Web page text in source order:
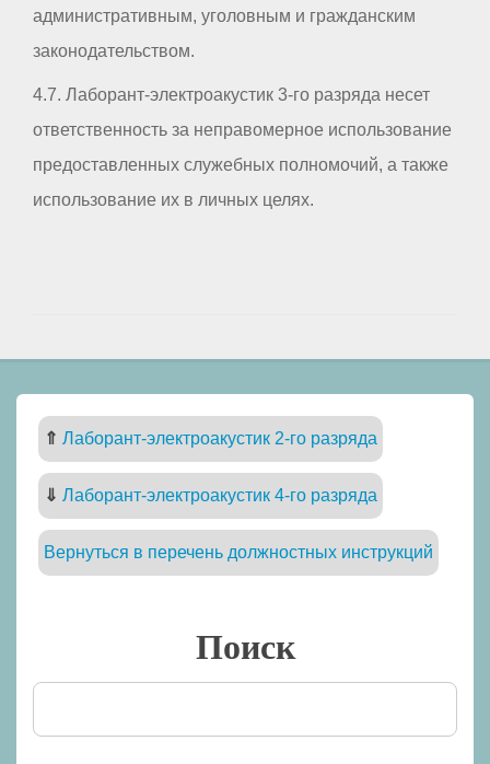
административным, уголовным и гражданским
законодательством.
4.7. Лаборант-электроакустик 3-го разряда несет
ответственность за неправомерное использование
предоставленных служебных полномочий, а также
использование их в личных целях.
⇑ Лаборант-электроакустик 2-го разряда
⇓ Лаборант-электроакустик 4-го разряда
Вернуться в перечень должностных инструкций
Поиск